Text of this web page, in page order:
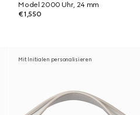
Model 2000 Uhr, 24 mm
€1,550
Mit Initialen personalisieren